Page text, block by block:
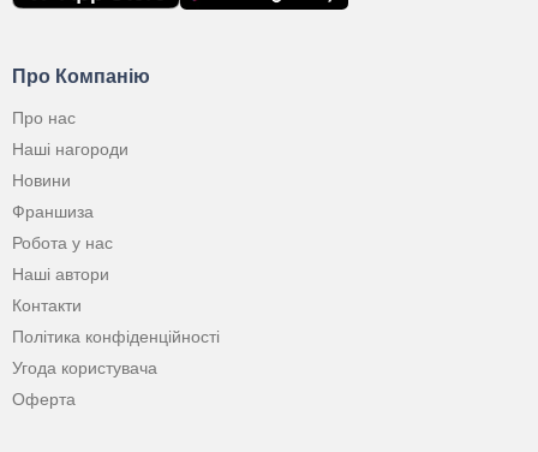
Про Компанію
Про нас
Наші нагороди
Новини
Франшиза
Робота у нас
Наші автори
Контакти
Політика конфіденційності
Угода користувача
Оферта